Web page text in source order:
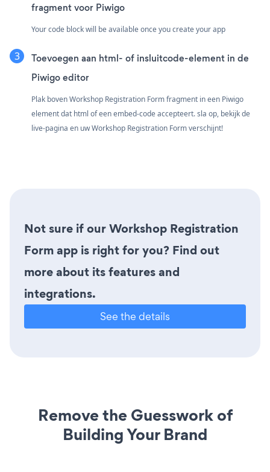
fragment voor Piwigo
Your code block will be available once you create your app
Toevoegen aan html- of insluitcode-element in de
Piwigo editor
Plak boven Workshop Registration Form fragment in een Piwigo
element dat html of een embed-code accepteert. sla op, bekijk de
live-pagina en uw Workshop Registration Form verschijnt!
Not sure if our Workshop Registration
Form app is right for you? Find out
more about its features and
integrations.
See the details
Remove the Guesswork of
Building Your Brand